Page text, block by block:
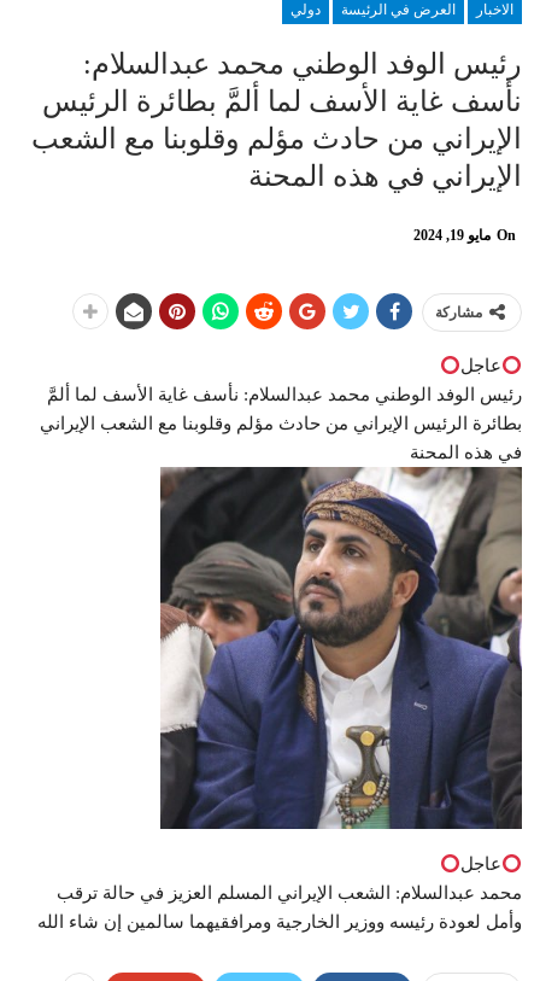
الاخبار العرض في الرئيسة دولي
رئيس الوفد الوطني محمد عبدالسلام:
نأسف غاية الأسف لما ألمَّ بطائرة الرئيس
الإيراني من حادث مؤلم وقلوبنا مع الشعب
الإيراني في هذه المحنة
On مايو 19, 2024
مشاركة
عاجل
رئيس الوفد الوطني محمد عبدالسلام: نأسف غاية الأسف لما ألمَّ
بطائرة الرئيس الإيراني من حادث مؤلم وقلوبنا مع الشعب الإيراني
في هذه المحنة
عاجل
محمد عبدالسلام: الشعب الإيراني المسلم العزيز في حالة ترقب
وأمل لعودة رئيسه ووزير الخارجية ومرافقيهما سالمين إن شاء الله